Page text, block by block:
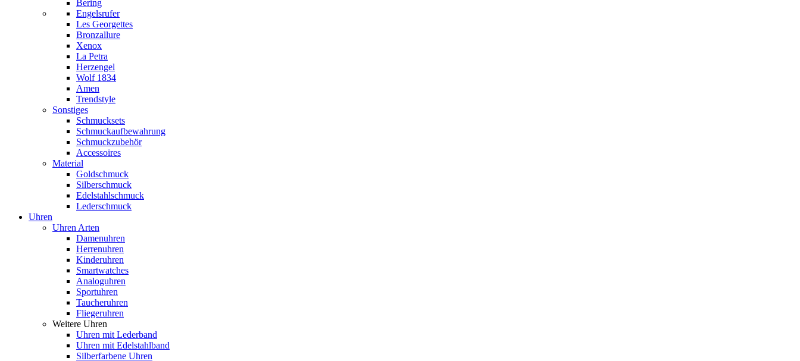
Bering
Engelsrufer
Les Georgettes
Bronzallure
Xenox
La Petra
Herzengel
Wolf 1834
Amen
Trendstyle
Sonstiges
Schmucksets
Schmuckaufbewahrung
Schmuckzubehör
Accessoires
Material
Goldschmuck
Silberschmuck
Edelstahlschmuck
Lederschmuck
Uhren
Uhren Arten
Damenuhren
Herrenuhren
Kinderuhren
Smartwatches
Analoguhren
Sportuhren
Taucheruhren
Fliegeruhren
Weitere Uhren
Uhren mit Lederband
Uhren mit Edelstahlband
Silberfarbene Uhren